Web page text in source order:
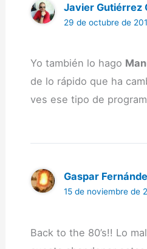
Javier Gutiérrez
29 de octubre de
Yo también lo hago
de lo rápido que ha
ves ese tipo de
Gaspar
15 de noviembre de
Back to the 80’s!! Lo